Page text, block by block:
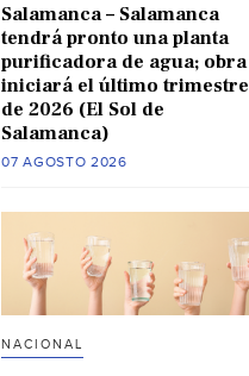
Salamanca – Salamanca
tendrá pronto una planta
purificadora de agua; obra
iniciará el último trimestre
de 2026 (El Sol de
Salamanca)
07 AGOSTO 2026
NACIONAL